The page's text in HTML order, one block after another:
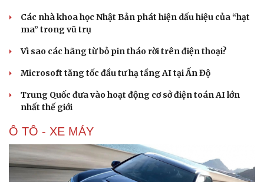
Các nhà khoa học Nhật Bản phát hiện dấu hiệu của “hạt
ma” trong vũ trụ
Vì sao các hãng từ bỏ pin tháo rời trên điện thoại?
Microsoft tăng tốc đầu tư hạ tầng AI tại Ấn Độ
Trung Quốc đưa vào hoạt động cơ sở điện toán AI lớn
nhất thế giới
Ô TÔ - XE MÁY